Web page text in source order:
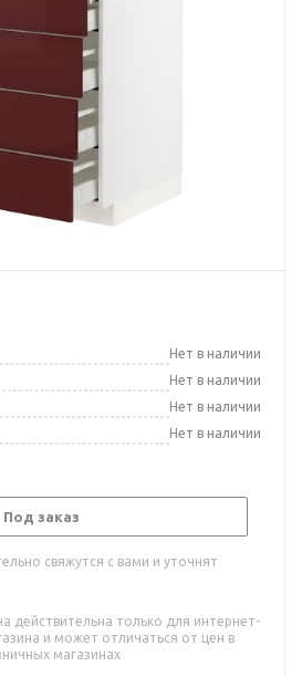
Нет в наличии
Нет в наличии
Нет в наличии
Нет в наличии
Под заказ
свяжутся с вами и уточнят
действительна только для интернет-
и может отличаться от цен в
магазинах